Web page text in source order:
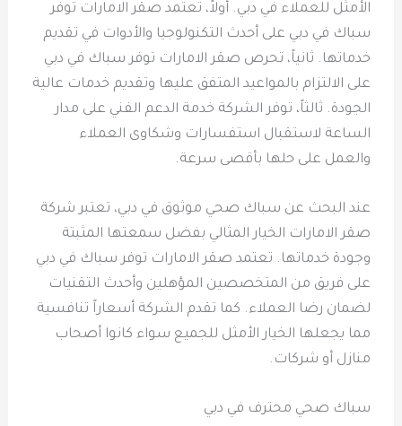
الأمثل للعملاء في دبي. أولاً، تعتمد صقر الامارات توفر
سباك في دبي على أحدث التكنولوجيا والأدوات في تقديم
خدماتها. ثانياً، تحرص صقر الامارات توفر سباك في دبي
على الالتزام بالمواعيد المتفق عليها وتقديم خدمات عالية
الجودة. ثالثاً، توفر الشركة خدمة الدعم الفني على مدار
الساعة لاستقبال استفسارات وشكاوى العملاء
والعمل على حلها بأقصى سرعة.
عند البحث عن سباك صحي موثوق في دبي، تعتبر شركة
صقر الامارات الخيار المثالي بفضل سمعتها المثبتة
وجودة خدماتها. تعتمد صقر الامارات توفر سباك في دبي
على فريق من المتخصصين المؤهلين وأحدث التقنيات
لضمان رضا العملاء. كما تقدم الشركة أسعاراً تنافسية
مما يجعلها الخيار الأمثل للجميع سواء كانوا أصحاب
منازل أو شركات.
سباك صحي محترف في دبي